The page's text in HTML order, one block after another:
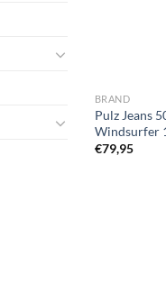
BRAND
Pulz Jeans
Windsurfer
€79,95